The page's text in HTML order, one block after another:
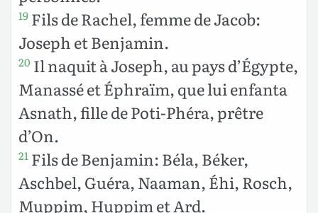
19 Fils de Rachel, femme de Jacob:
Joseph et Benjamin.
20 Il naquit à Joseph, au pays d’Égypte,
Manassé et Éphraïm, que lui enfanta
Asnath, fille de Poti-Phéra, prêtre
d’On.
21 Fils de Benjamin: Béla, Béker,
Aschbel, Guéra, Naaman, Éhi, Rosch,
Muppim, Huppim et Ard.